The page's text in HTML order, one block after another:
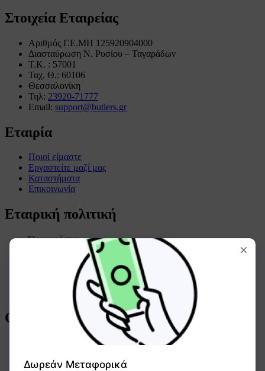
Στοιχεία Εταιρείας
Αριθμός Γ.Ε.ΜΗ 125920904000
Διασταύρωση Ν. Ρυσίου – Ταγαράδων
Τ.Κ. : 57001
Ταχ. Θ.: 60106
Θεσσαλονίκη
Τηλ: 23920-71777
Email: support@butlers.gr
Εταιρία
Ποιοί είμαστε
Εργαστείτε μαζί μας
Καταστήματα
Επικοινωνία
Εταιρική πολιτική
Όροι χρήσης
Όροι συναλλαγών
Πολιτική απορρήτου
Πολιτική επιστροφών
Πολιτική cookies
Όροι χρήσης GIFTCARD
Οδηγός αγορών
Τρόποι πληρωμής
Συχνές ερωτήσεις